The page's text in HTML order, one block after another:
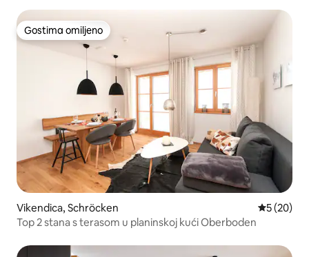
Gostima omiljeno
Gostima omiljeno
Vikendica, Schröcken Prosečna
5 (20)
Top 2 stana s terasom u planinskoj kući Oberboden